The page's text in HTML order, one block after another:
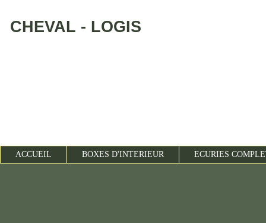
CHEVAL - LOGIS
ACCUEIL BOXES D'INTERIEUR ECURIES